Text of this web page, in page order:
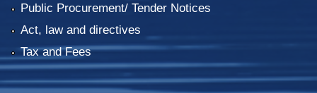
Public Procurement/ Tender Notices
Act, law and directives
Tax and Fees